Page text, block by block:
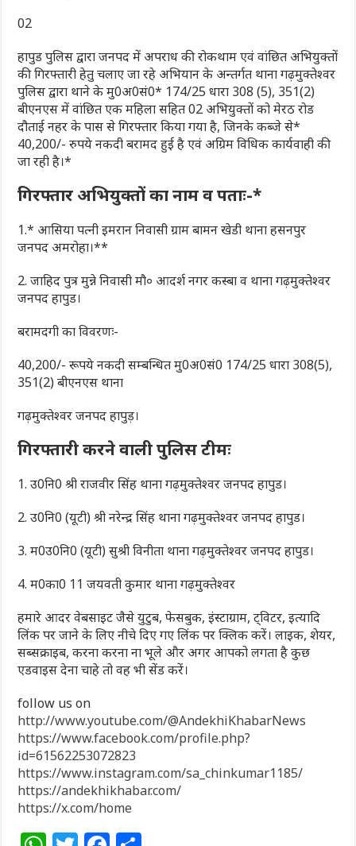
02
हापुड पुलिस द्वारा जनपद में अपराध की रोकथाम एवं वांछित अभियुक्तों
की गिरफ्तारी हेतु चलाए जा रहे अभियान के अन्तर्गत थाना गढ़मुक्तेश्वर
पुलिस द्वारा थाने के मु0अ0सं0* 174/25 धारा 308 (5), 351(2)
बीएनएस में वांछित एक महिला सहित 02 अभियुक्तों को मेरठ रोड
दौताई नहर के पास से गिरफ्तार किया गया है, जिनके कब्जे से*
40,200/- रुपये नकदी बरामद हुई है एवं अग्रिम विधिक कार्यवाही की
जा रही है।*
गिरफ्तार अभियुक्तों का नाम व पताः-*
1.* आसिया पत्नी इमरान निवासी ग्राम बामन खेडी थाना हसनपुर
जनपद अमरोहा।**
2. जाहिद पुत्र मुन्ने निवासी मौ० आदर्श नगर कस्बा व थाना गढ़मुक्तेश्वर
जनपद हापुड।
बरामदगी का विवरणः-
40,200/- रूपये नकदी सम्बन्धित मु0अ0सं0 174/25 धारा 308(5),
351(2) बीएनएस थाना
गढ़मुक्तेश्वर जनपद हापुड़।
गिरफ्तारी करने वाली पुलिस टीमः
1. उ0नि0 श्री राजवीर सिंह थाना गढ़मुक्तेश्वर जनपद हापुड।
2. उ0नि0 (यूटी) श्री नरेन्द्र सिंह थाना गढ़मुक्तेश्वर जनपद हापुड।
3. म0उ0नि0 (यूटी) सुश्री विनीता थाना गढ़मुक्तेश्वर जनपद हापुड।
4. म0का0 11 जयवती कुमार थाना गढ़मुक्तेश्वर
हमारे आदर वेबसाइट जैसे युटुब, फेसबुक, इंस्टाग्राम, ट्विटर, इत्यादि
लिंक पर जाने के लिए नीचे दिए गए लिंक पर क्लिक करें। लाइक, शेयर,
सब्सक्राइब, करना करना ना भूले और अगर आपको लगता है कुछ
एडवाइस देना चाहे तो वह भी सेंड करें।
follow us on
http://www.youtube.com/@AndekhiKhabarNews
https://www.facebook.com/profile.php?
id=61562253072823
https://www.instagram.com/sa_chinkumar1185/
https://andekhikhabar.com/
https://x.com/home